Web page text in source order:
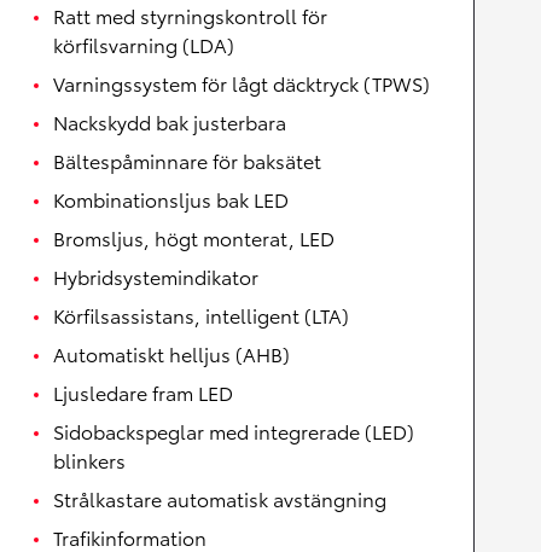
Ratt med styrningskontroll för
körfilsvarning (LDA)
Varningssystem för lågt däcktryck (TPWS)
Nackskydd bak justerbara
Bältespåminnare för baksätet
Kombinationsljus bak LED
Bromsljus, högt monterat, LED
Hybridsystemindikator
Körfilsassistans, intelligent (LTA)
Automatiskt helljus (AHB)
Ljusledare fram LED
Sidobackspeglar med integrerade (LED)
blinkers
Strålkastare automatisk avstängning
Trafikinformation